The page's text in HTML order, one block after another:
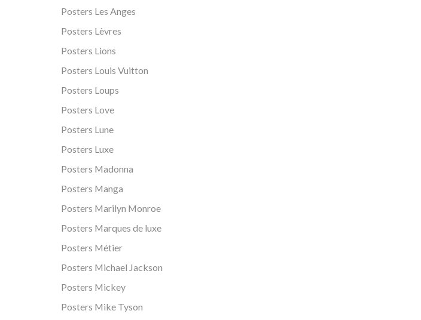
Posters Les Anges
Posters Lèvres
Posters Lions
Posters Louis Vuitton
Posters Loups
Posters Love
Posters Lune
Posters Luxe
Posters Madonna
Posters Manga
Posters Marilyn Monroe
Posters Marques de luxe
Posters Métier
Posters Michael Jackson
Posters Mickey
Posters Mike Tyson